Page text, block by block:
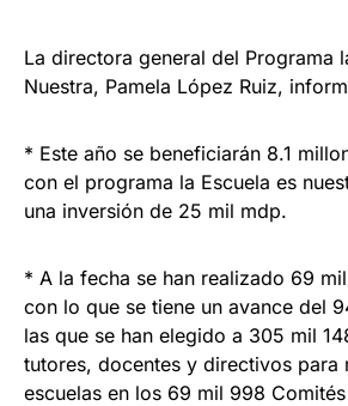
La directora general del Programa
Nuestra, Pamela López Ruiz,
* Este año se beneficiarán 8.1
con el programa la Escuela es
una inversión de 25 mil mdp.
* A la fecha se han realizado 69
con lo que se tiene un avance del
las que se han elegido a 305 mil
tutores, docentes y directivos para
escuelas en los 69 mil 998